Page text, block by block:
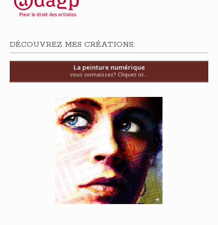
DÉCOUVREZ MES CRÉATIONS:
La peinture numérique
vous connaissez? Cliquez ici...